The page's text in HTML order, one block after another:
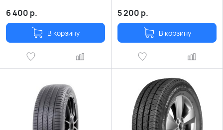
6 400 р.
В корзину
5 200 р.
В корзину